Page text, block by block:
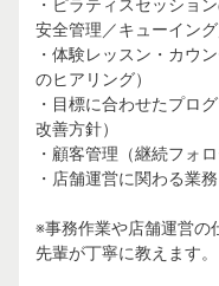
安全管理／キューイング
・体験レッスン・カウ
のヒアリング）
・目標に合わせたプロ
改善方針）
・顧客管理（継続フォ
・店舗運営に関わる業
※事務作業や店舗運営の
先輩が丁寧に教えます。